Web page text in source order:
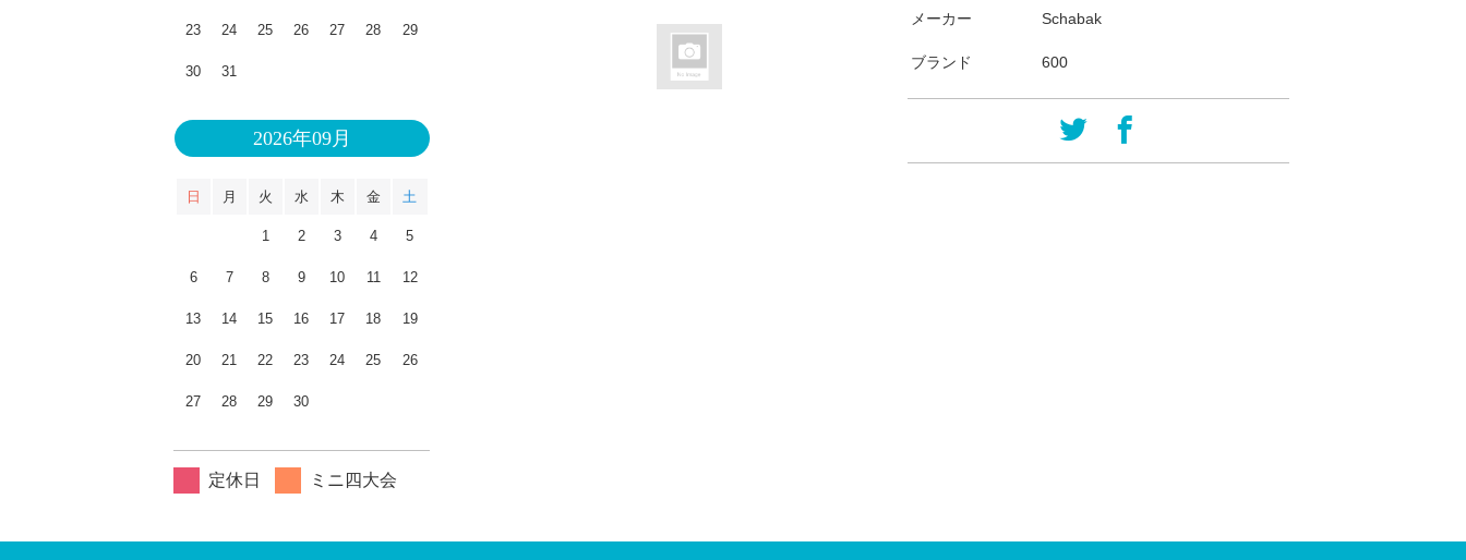
メーカー Schabak
ブランド 600
23 24 25 26 27 28 29
30 31
2026年09月
日 月 火 水 木 金 土
1 2 3 4 5
6 7 8 9 10 11 12
13 14 15 16 17 18 19
20 21 22 23 24 25 26
27 28 29 30
定休日 ミニ四大会